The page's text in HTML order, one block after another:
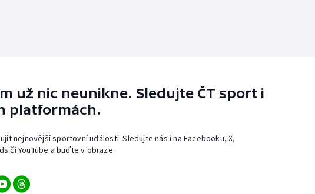
už nic neunikne. Sledujte ČT sport i
platformách.
nejnovější sportovní události. Sledujte nás i na Facebooku, X,
či YouTube a buďte v obraze.